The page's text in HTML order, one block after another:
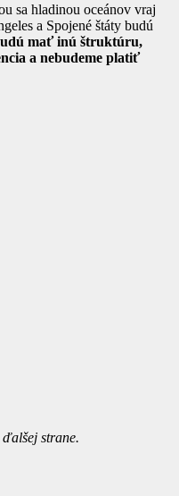
sa hladinou oceánov vraj
a Spojené štáty budú
mať inú štruktúru,
a nebudeme platiť
strane.